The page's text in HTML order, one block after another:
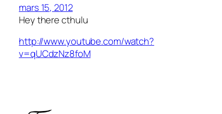
mars 15, 2012
Hey there cthulu
http://www.youtube.com/watch?
v=qUCdzNz8foM